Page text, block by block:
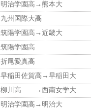
明治学園高→熊本大
九州国際大高
筑陽学園高→近畿大
筑陽学園高
折尾愛真高
早稲田佐賀高→早稲田大
柳川高 →西南女学大
明治学園高→明治大